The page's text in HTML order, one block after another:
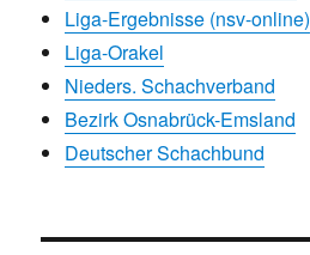
Liga-Ergebnisse (nsv-online)
Liga-Orakel
Nieders. Schachverband
Bezirk Osnabrück-Emsland
Deutscher Schachbund